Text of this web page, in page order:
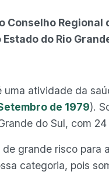
Conselho Regional
do Rio
uma atividade da
de 1979).
do Sul, com
de grande risco para
categoria, pois